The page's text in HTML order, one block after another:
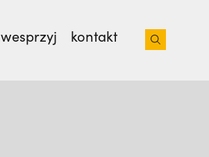
wesprzyj kontakt